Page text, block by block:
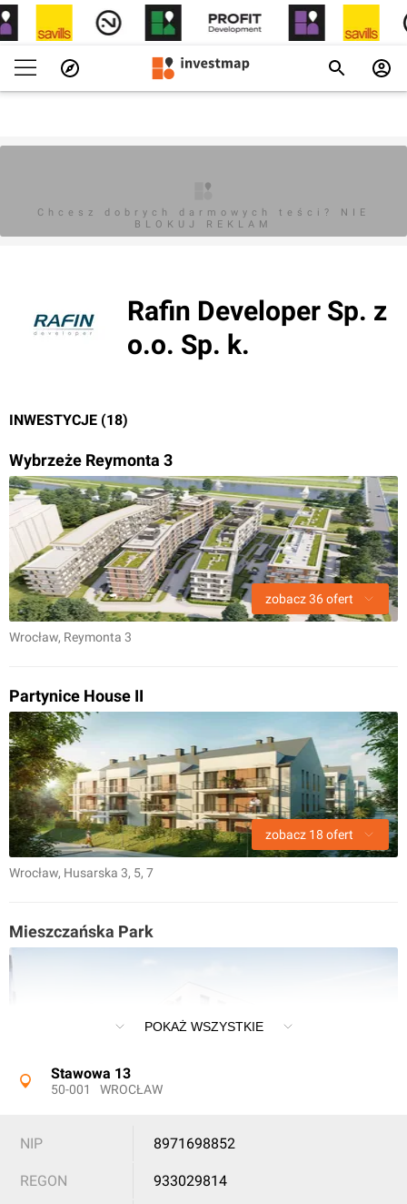
Chcesz dobrych darmowych teści? NIE
BLOKUJ REKLAM
Rafin Developer Sp. z
o.o. Sp. k.
INWESTYCJE (18)
Wybrzeże Reymonta 3
zobacz36ofert
Wrocław, Reymonta 3
Partynice House II
zobacz 18 ofert
Wrocław, Husarska 3, 5, 7
Mieszczańska Park
POKAŻ WSZYSTKIE
Stawowa 13
50-001 WROCŁAW
NIP 8971698852
REGON 933029814